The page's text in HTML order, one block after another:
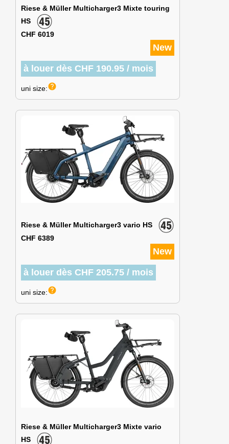
Riese & Müller Multicharger3 Mixte touring
HS
CHF 6019
New
à louer dès CHF 190.95 / mois
uni size:help
Riese & Müller Multicharger3 vario HS
CHF 6389
New
à louer dès CHF 205.75 / mois
uni size:help
Riese & Müller Multicharger3 Mixte vario
HS